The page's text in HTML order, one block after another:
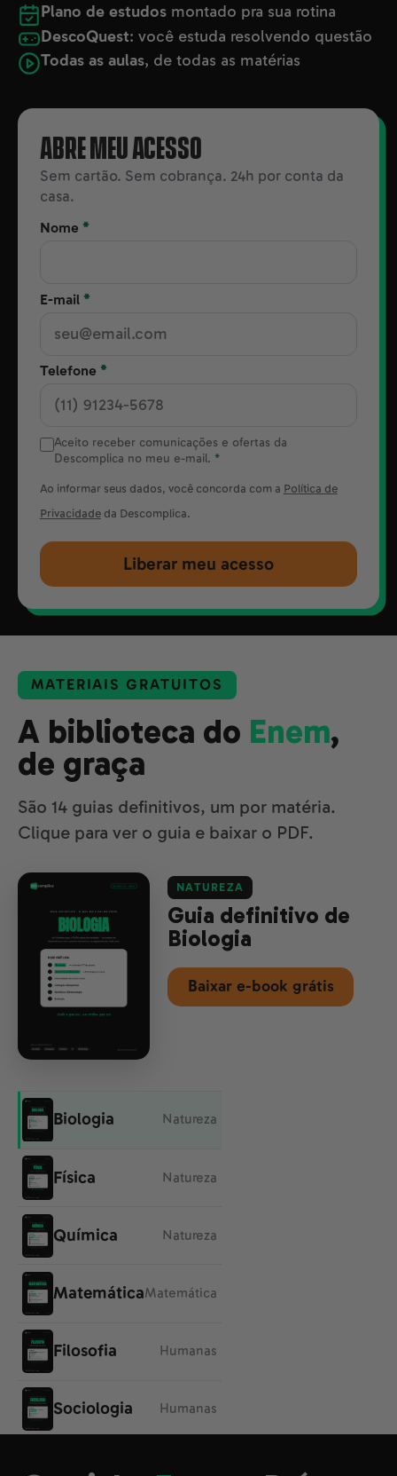
Plano de estudos montado pra sua rotina
DescoQuest: você estuda resolvendo questão
Todas as aulas, de todas as matérias
ABRE MEU ACESSO
Sem cartão. Sem cobrança. 24h por conta da
casa.
Nome *
E-mail *
Telefone *
Aceito receber comunicações e ofertas da
Descomplica no meu e-mail. *
Ao informar seus dados, você concorda com a Política de
Privacidadeda Descomplica.
Liberar meu acesso
MATERIAIS GRATUITOS
A biblioteca do Enem,
de graça
São 14 guias definitivos, um por matéria.
Clique para ver o guia e baixar o PDF.
NATUREZA
Guia definitivo de
Biologia
Baixar e-book grátis
Biologia Natureza
Física Natureza
Química Natureza
MatemáticaMatemática
Filosofia Humanas
Sociologia Humanas